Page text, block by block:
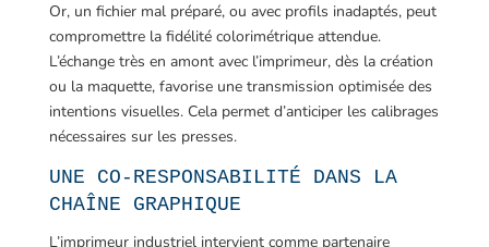
Or, un fichier mal préparé, ou avec profils inadaptés, peut
compromettre la fidélité colorimétrique attendue.
L’échange très en amont avec l’imprimeur, dès la création
ou la maquette, favorise une transmission optimisée des
intentions visuelles. Cela permet d’anticiper les calibrages
nécessaires sur les presses.
UNE CO-RESPONSABILITÉ DANS LA
CHAÎNE GRAPHIQUE
L’imprimeur industriel intervient comme partenaire